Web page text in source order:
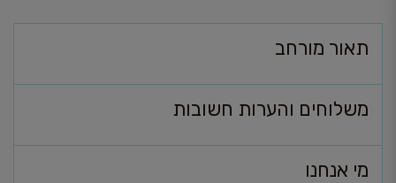
תאור מורחב
משלוחים והערות חשובות
מי אנחנו